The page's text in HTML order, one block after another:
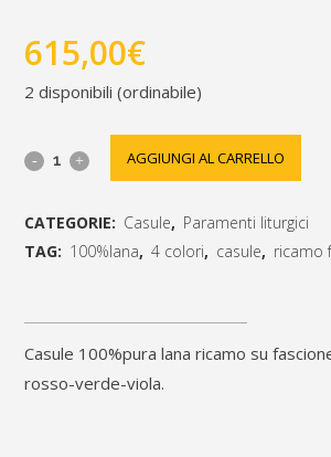
615,00€
2 disponibili (ordinabile)
casula
su
fascione
AGGIUNGI AL CARRELLO
CATEGORIE: Casule, Paramenti liturgici
TAG: 100%lana, 4 colori, casule, ricamo
casule 100%pura lana ricamo su fascione in colore bianco-
rosso-verde-viola.